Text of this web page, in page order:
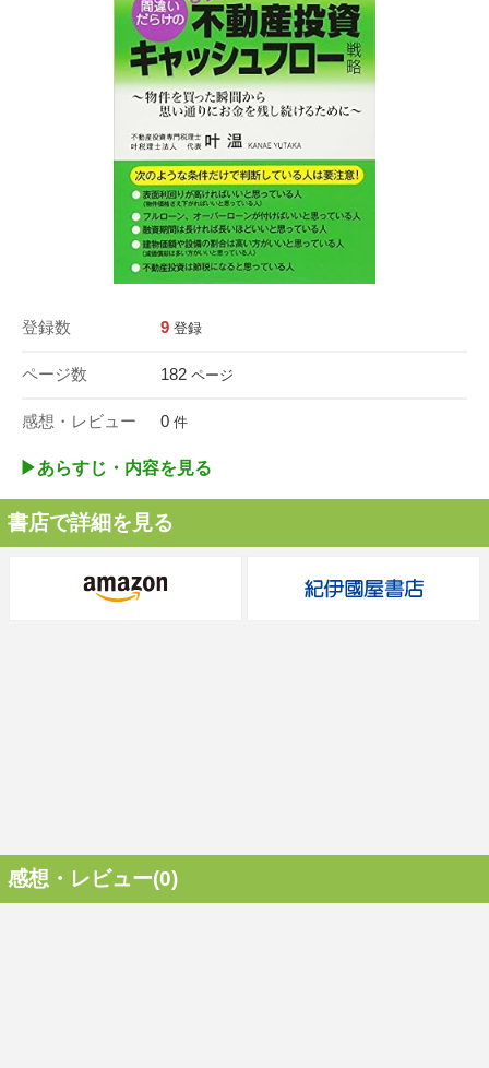
登録数 9 登録
ページ数 182 ページ
感想・レビュー 0 件
▶︎あらすじ・内容を見る
書店で詳細を見る
感想・レビュー(0)